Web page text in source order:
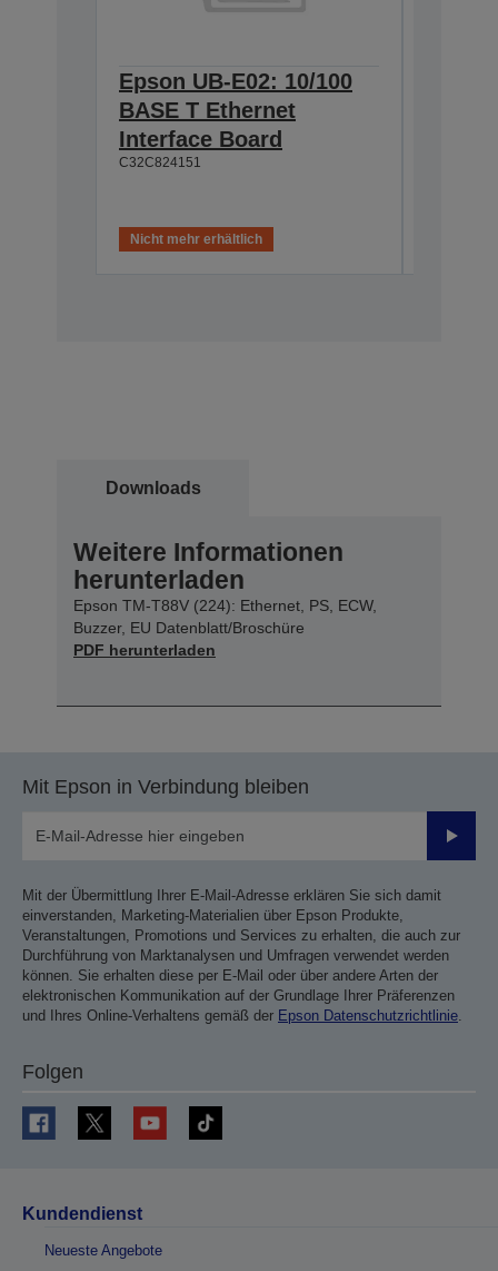
Epson UB-E02: 10/100
BASE T Ethernet
Interface Board
C32C824151
Nicht mehr erhältlich
Downloads
Weitere Informationen
herunterladen
Epson TM-T88V (224): Ethernet, PS, ECW,
Buzzer, EU Datenblatt/Broschüre
PDF herunterladen
Mit Epson in Verbindung bleiben
Mit der Übermittlung Ihrer E-Mail-Adresse erklären Sie sich damit
einverstanden, Marketing-Materialien über Epson Produkte,
Veranstaltungen, Promotions und Services zu erhalten, die auch zur
Durchführung von Marktanalysen und Umfragen verwendet werden
können. Sie erhalten diese per E-Mail oder über andere Arten der
elektronischen Kommunikation auf der Grundlage Ihrer Präferenzen
und Ihres Online-Verhaltens gemäß der Epson Datenschutzrichtlinie
Folgen
Kundendienst
Neueste Angebote